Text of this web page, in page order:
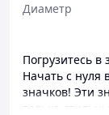
Диаметр
Погрузитесь
Начать с нуля
значков! Эти